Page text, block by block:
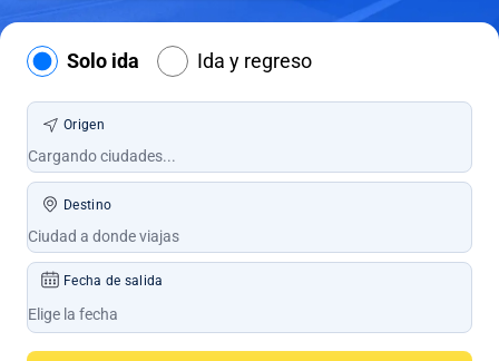
Solo ida Ida y regreso
Origen
Destino
Fecha de salida